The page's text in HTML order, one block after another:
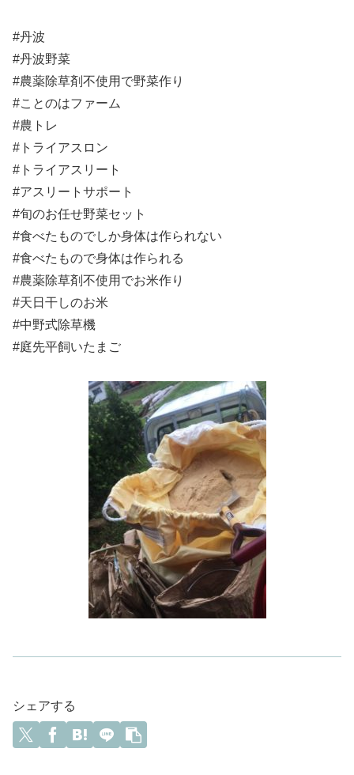
#丹波
#丹波野菜
#農薬除草剤不使用で野菜作り
#ことのはファーム
#農トレ
#トライアスロン
#トライアスリート
#アスリートサポート
#旬のお任せ野菜セット
#食べたものでしか身体は作られない
#食べたもので身体は作られる
#農薬除草剤不使用でお米作り
#天日干しのお米
#中野式除草機
#庭先平飼いたまご
シェアする